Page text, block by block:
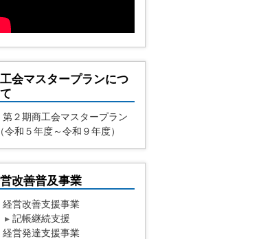
会マスタープランにつ
第２期商工会マスタープラン
（令和５年度～令和９年度）
改善普及事業
経営改善支援事業
▸ 記帳継続支援
経営発達支援事業